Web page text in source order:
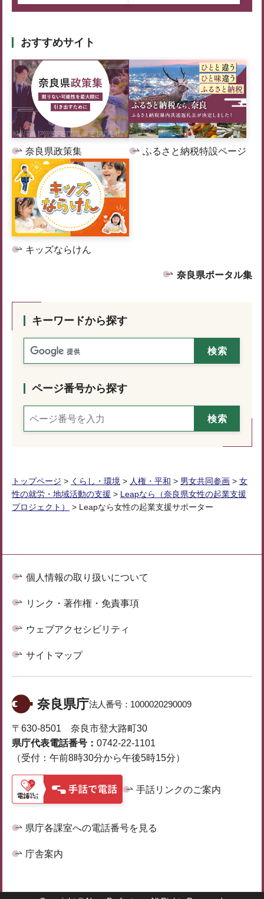
おすすめサイト
奈良県政策集 ふるさと納税特設ページ
キッズならけん
奈良県ポータル集
キーワードから探す
ページ番号から探す
トップページ > くらし・環境 > 人権・平和 > 男女共同参画 > 女
性の就労・地域活動の支援 > Leapなら（奈良県女性の起業支援
プロジェクト）
> Leapなら女性の起業支援サポーター
個人情報の取り扱いについて
リンク・著作権・免責事項
ウェブアクセシビリティ
サイトマップ
奈良県庁法人番号： 1000020290009
〒630-8501 奈良市登大路町30
県庁代表電話番号： 0742-22-1101
（受付：午前8時30分から午後5時15分）
手話リンクのご案内
県庁各課室への電話番号を見る
庁舎案内